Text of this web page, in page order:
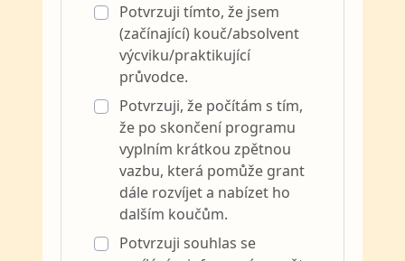
Potvrzuji tímto, že jsem
(začínající) kouč/absolvent
výcviku/praktikující
průvodce.
Potvrzuji, že počítám s tím,
že po skončení programu
vyplním krátkou zpětnou
vazbu, která pomůže grant
dále rozvíjet a nabízet ho
dalším koučům.
Potvrzuji souhlas se